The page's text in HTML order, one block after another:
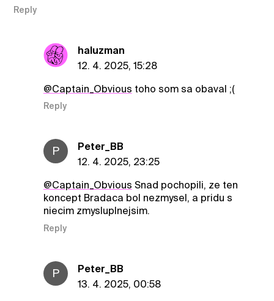
Reply
haluzman
12. 4. 2025, 15:28
@Captain_Obvious toho som sa obaval ;(
Reply
P
Peter_BB
12. 4. 2025, 23:25
@Captain_Obvious Snad pochopili, ze ten
koncept Bradaca bol nezmysel, a pridu s
niecim zmysluplnejsim.
Reply
P
Peter_BB
13. 4. 2025, 00:58